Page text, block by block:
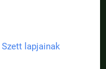
Szett lapjainak